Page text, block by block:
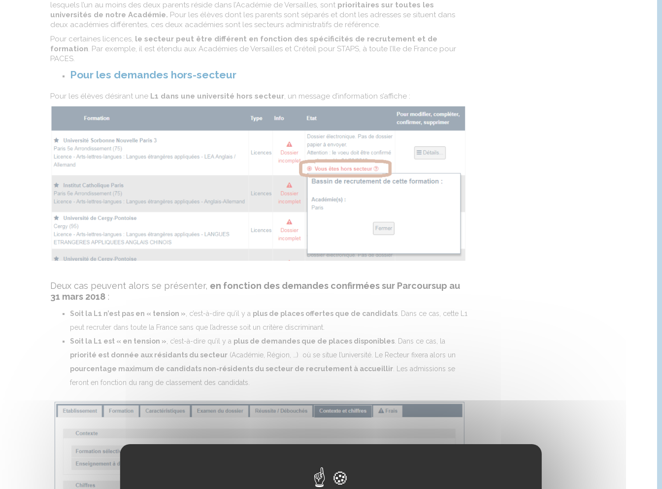
lesquels l’un au moins des deux parents réside dans l’Académie de Versailles, sont prioritaires sur toutes les
universités de notre Académie. Pour les élèves dont les parents sont séparés et dont les adresses se situent dans
deux académies différentes, ces deux académies sont les secteurs administratifs de référence.
Pour certaines licences, le secteur peut être différent en fonction des spécificités de recrutement et de
formation. Par exemple, il est étendu aux Académies de Versailles et Créteil pour STAPS, à toute l’Ile de France pour
PACES.
Pour les demandes hors-secteur
Pour les élèves désirant une L1 dans une université hors secteur, un message d’information s’affiche :
Deux cas peuvent alors se présenter, en fonction des demandes confirmées sur Parcoursup au
31 mars 2018 :
Soit la L1 n’est pas en « tension » , c’est-à-dire qu’il y a plus de places offertes que de candidats . Dans ce cas, cette L1
peut recruter dans toute la France sans que l’adresse soit un critère discriminant.
Soit la L1 est « en tension » , c’est-à-dire qu’il y a plus de demandes que de places disponibles . Dans ce cas, la
priorité est donnée aux résidants du secteur (Académie, Région, …) où se situe l’université. Le Recteur fixera alors un
pourcentage maximum de candidats non-résidents du secteur de recrutement à accueillir . Les admissions se
feront en fonction du rang de classement des candidats.